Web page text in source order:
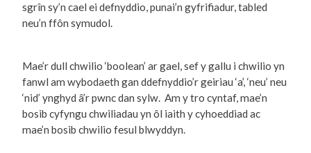
sgrîn sy’n cael ei defnyddio, punai’n gyfrifiadur, tabled
neu’n ffôn symudol.
Mae’r dull chwilio ‘boolean’ ar gael, sef y gallu i chwilio yn
fanwl am wybodaeth gan ddefnyddio’r geiriau ‘a’, ‘neu’ neu
‘nid’ ynghyd â’r pwnc dan sylw. Am y tro cyntaf, mae’n
bosib cyfyngu chwiliadau yn ôl iaith y cyhoeddiad ac
mae’n bosib chwilio fesul blwyddyn.